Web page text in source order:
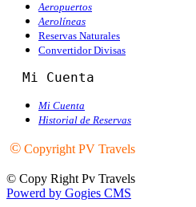
Aeropuertos
Aerolíneas
Reservas Naturales
Convertidor Divisas
Mi Cuenta
Mi Cuenta
Historial de Reservas
© Copyright PV Travels
© Copy Right Pv Travels
Powerd by Gogies CMS